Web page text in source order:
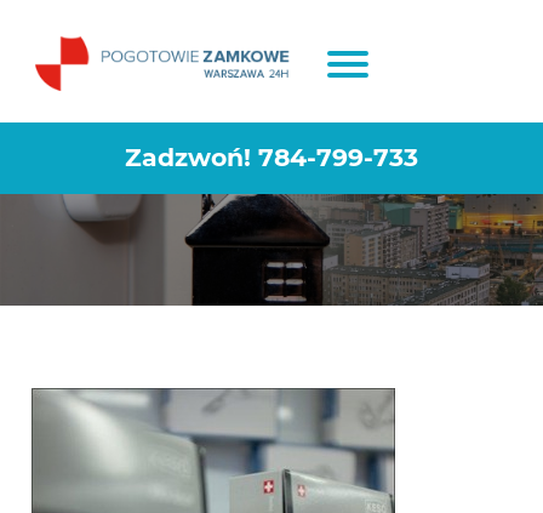
Zadzwoń! 784-799-733
Montaż i Wymiana zamków
Warszawa Gocław